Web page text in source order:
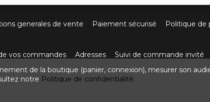
generales de vente Paiement sécurisé Politique de
vos commandes Adresses Suivi de commande invité
50 route de Villefort 48800 Pied-de-Borne
de la boutique (panier, connexion), mesurer son
notre Politique de confidentialité.